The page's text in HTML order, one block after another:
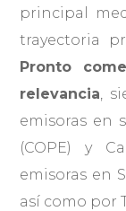
principal
trayectoria
Pronto
relevancia,
emisoras en
(COPE) y
emisoras en
así como por